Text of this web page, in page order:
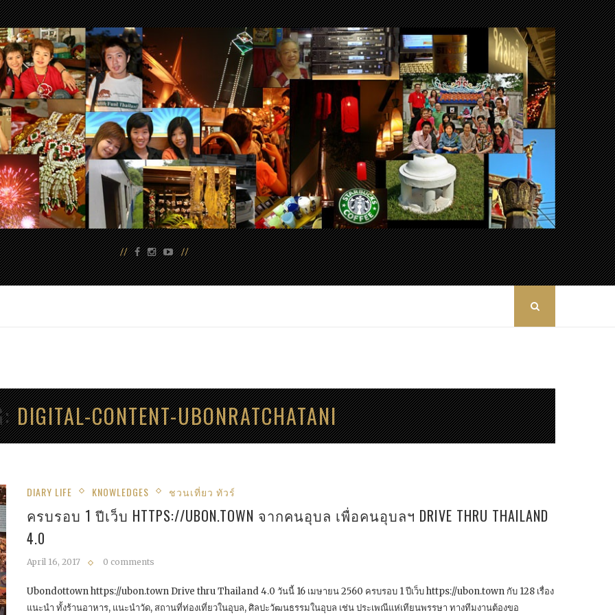
DIGITAL-CONTENT-UBONRATCHATANI
DIARY LIFE KNOWLEDGES ชวนเที่ยว ทัวร์
ครบรอบ 1 ปีเว็บ HTTPS://UBON.TOWN จากคนอุบล เพื่อคนอุบลฯ DRIVE THRU THAILAND
4.0
April 16, 2017 0 comments
Ubondottown https://ubon.town Drive thru Thailand 4.0 วันนี้ 16 เมษายน 2560 ครบรอบ 1 ปีเว็บ https://ubon.town กับ 128 เรื่อง
แนะนำ ทั้งร้านอาหาร, แนะนำวัด, สถานที่ท่องเที่ยวในอุบล, ศิลปะวัฒนธรรมในอุบล เช่น ประเพณีแห่เทียนพรรษา ทางทีมงานต้องขอ